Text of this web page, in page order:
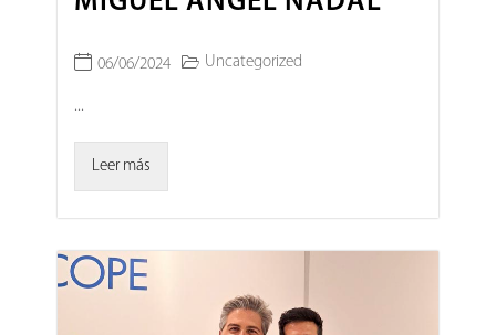
06/06/2024 Uncategorized
...
Leer más